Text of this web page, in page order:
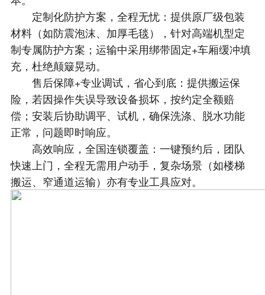
定制化防护方案，全程无忧：提供原厂级包装
材料（如防震泡沫、加厚毛毯），针对高端机型定
制专属防护方案；运输中采用绑带固定+车厢缓冲填
充，杜绝颠簸晃动。
售后保障+专业调试，省心到底：提供搬运保
险，若因操作失误导致设备损坏，按约定全额赔
偿；安装后协助调平、试机，确保洗涤、脱水功能
正常，问题即时响应。
高效响应，全国连锁覆盖：一键预约后，团队
快速上门，全程无需用户动手，复杂场景（如楼梯
搬运、窄通道运输）亦有专业工具应对。